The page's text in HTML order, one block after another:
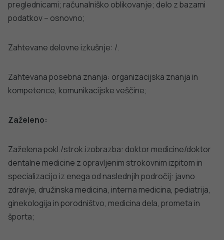
preglednicami; računalniško oblikovanje; delo z bazami
podatkov – osnovno;
Zahtevane delovne izkušnje: /.
Zahtevana posebna znanja: organizacijska znanja in
kompetence, komunikacijske veščine;
Zaželeno:
Zaželena pokl./strok.izobrazba: doktor medicine/doktor
dentalne medicine z opravljenim strokovnim izpitom in
specializacijo iz enega od naslednjih področij: javno
zdravje, družinska medicina, interna medicina, pediatrija,
ginekologija in porodništvo, medicina dela, prometa in
športa;